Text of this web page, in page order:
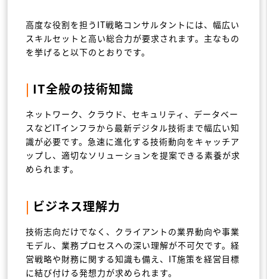
高度な役割を担うIT戦略コンサルタントには、幅広い
スキルセットと高い総合力が要求されます。主なもの
を挙げると以下のとおりです。
| IT全般の技術知識
ネットワーク、クラウド、セキュリティ、データベー
スなどITインフラから最新デジタル技術まで幅広い知
識が必要です。急速に進化する技術動向をキャッチア
ップし、適切なソリューションを提案できる素養が求
められます。
| ビジネス理解力
技術志向だけでなく、クライアントの業界動向や事業
モデル、業務プロセスへの深い理解が不可欠です。経
営戦略や財務に関する知識も備え、IT施策を経営目標
に結び付ける発想力が求められます。